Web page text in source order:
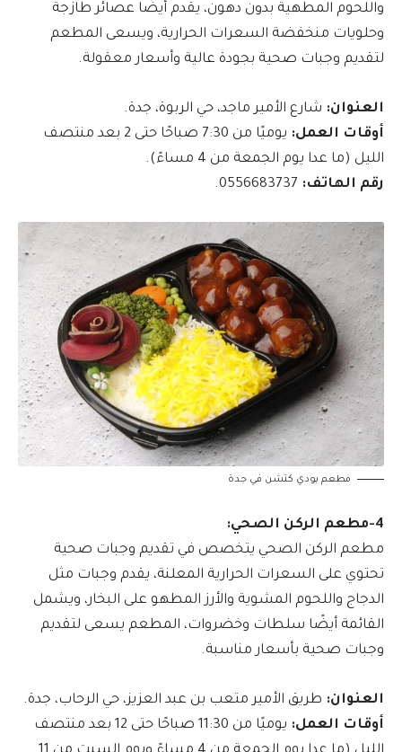
واللحوم المطهية بدون دهون، يقدم أيضًا عصائر طازجة
وحلويات منخفضة السعرات الحرارية، ويسعى المطعم
لتقديم وجبات صحية بجودة عالية وأسعار معقولة.
العنوان: شارع الأمير ماجد، حي الربوة، جدة.
أوقات العمل:
يوميًا من 7:30 صباحًا حتى 2 بعد منتصف
الليل (ما عدا يوم الجمعة من 4 مساءً).
رقم الهاتف:
مطعم بودي كتشن في جدة
4-مطعم الركن الصحي:
مطعم الركن الصحي يتخصص في تقديم وجبات صحية
تحتوي على السعرات الحرارية المعلنة، يقدم وجبات مثل
الدجاج واللحوم المشوية والأرز المطهو على البخار، ويشمل
القائمة أيضًا سلطات وخضروات، المطعم يسعى لتقديم
وجبات صحية بأسعار مناسبة.
العنوان: طريق الأمير متعب بن عبد العزيز، حي الرحاب، جدة.
أوقات العمل:
يوميًا من 11:30 صباحًا حتى 12 بعد منتصف